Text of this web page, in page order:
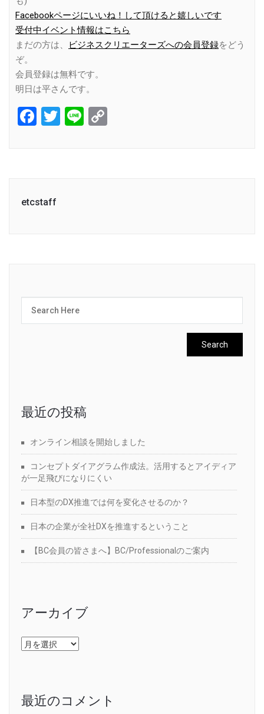
Facebookページにいいね！して頂けると嬉しいです
受付中イベント情報はこちら
まだの方は、
ビジネスクリエーターズへの会員登録をどう
ぞ。
会員登録は無料です。
明日は平さんです。
Facebook
Twitter
Line
etcstaff
最近の投稿
オンライン相談を開始しました
コンセプトダイアグラム作成法。活用するとアイディア
が一足飛びになりにくい
日本型のDX推進では何を変化させるのか？
日本の企業が全社DXを推進するということ
【BC会員の皆さまへ】BC/Professionalのご案内
アーカイブ
ア
ー
最近のコメント